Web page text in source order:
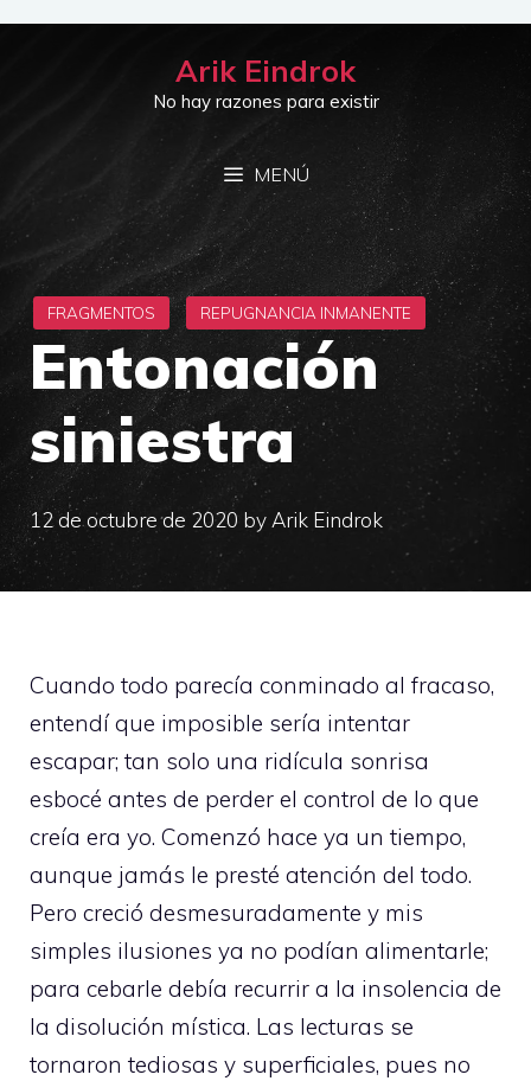
Saltar
Arik Eindrok
No hay razones para existir
MENÚ
Entonación
siniestra
12 de octubre de 2020 by Arik Eindrok
Cuando todo parecía conminado al fracaso,
entendí que imposible sería intentar
escapar; tan solo una ridícula sonrisa
esbocé antes de perder el control de lo que
creía era yo. Comenzó hace ya un tiempo,
aunque jamás le presté atención del todo.
Pero creció desmesuradamente y mis
simples ilusiones ya no podían alimentarle;
para cebarle debía recurrir a la insolencia de
la disolución mística. Las lecturas se
tornaron tediosas y superficiales, pues no